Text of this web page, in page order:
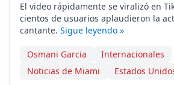
El video rápidamente se viralizó en
cientos de usuarios aplaudieron la
cantante. Sigue leyendo »
Osmani Garcia
Internacionales
Noticias de Miami
Estados